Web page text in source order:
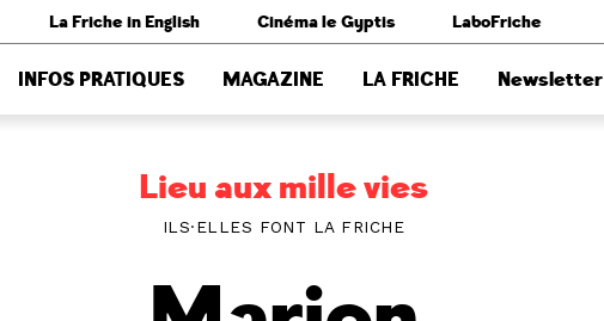
La Friche in English Cinéma le Gyptis LaboFriche
INFOS PRATIQUES MAGAZINE LA FRICHE Newsletter
Lieu aux mille vies
ILS·ELLES FONT LA FRICHE